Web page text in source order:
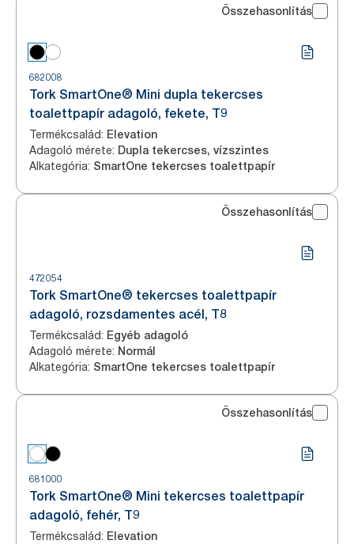
Összehasonlítás
682008
Tork SmartOne® Mini dupla tekercses
toalettpapír adagoló, fekete, T9
Termékcsalád: Elevation
Adagoló mérete: Dupla tekercses, vízszintes
Alkategória: SmartOne tekercses toalettpapír
Összehasonlítás
472054
Tork SmartOne® tekercses toalettpapír
adagoló, rozsdamentes acél, T8
Termékcsalád: Egyéb adagoló
Adagoló mérete: Normál
Alkategória: SmartOne tekercses toalettpapír
Összehasonlítás
681000
Tork SmartOne® Mini tekercses toalettpapír
adagoló, fehér, T9
Termékcsalád: Elevation